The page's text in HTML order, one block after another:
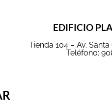
EDIFICIO
Tienda 104 – Av.
Teléfono: